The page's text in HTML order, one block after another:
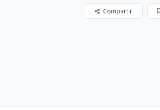
Compartir